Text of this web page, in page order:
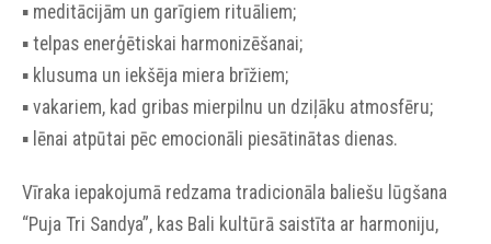
▪︎ meditācijām un garīgiem rituāliem;
▪︎ telpas enerģētiskai harmonizēšanai;
▪︎ klusuma un iekšēja miera brīžiem;
▪︎ vakariem, kad gribas mierpilnu un dziļāku atmosfēru;
▪︎ lēnai atpūtai pēc emocionāli piesātinātas dienas.
Vīraka iepakojumā redzama tradicionāla baliešu lūgšana
“Puja Tri Sandya”, kas Bali kultūrā saistīta ar harmoniju,